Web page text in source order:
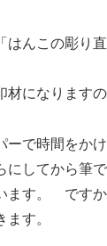
はんこの彫り
材になります
ーで時間をか
にしてから筆
ます。 です
す。